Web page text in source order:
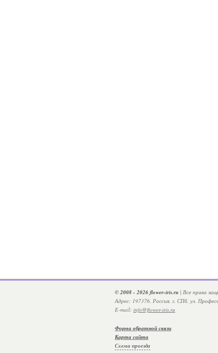
© 2008 - 2026 flower-iris.ru | Все права
Адрес: 197376, Россия, г. СПб, ул.
E-mail: info@flower-iris.ru
Форма обратной связи
Карта сайта
Схема проезда